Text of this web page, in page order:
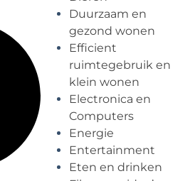
Duurzaam en
gezond wonen
Efficient
ruimtegebruik en
klein wonen
Electronica en
Computers
Energie
Entertainment
Eten en drinken